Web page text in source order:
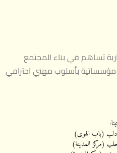
تساهم في بناء المجتمع
بأسلوب مهني احترافي